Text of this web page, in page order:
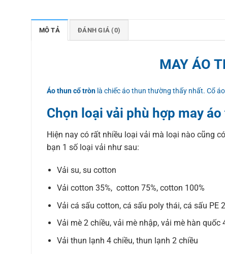
MÔ TẢ ĐÁNH GIÁ (0)
MAY ÁO
Áo thun cổ trònlà chiếc áo thun thường thấy nhất. Cổ
Chọn loại vải phù hợp may
Hiện nay có rất nhiều loại vải mà loại nào cũng
bạn 1 số loại vải như sau:
Vải su, su cotton
Vải cotton 35%, cotton 75%, cotton 100%
Vải cá sấu cotton, cá sấu poly thái, cá sấu PE
Vải mè 2 chiều, vải mè nhập, vải mè hàn quốc
Vải thun lạnh 4 chiều, thun lạnh 2 chiều